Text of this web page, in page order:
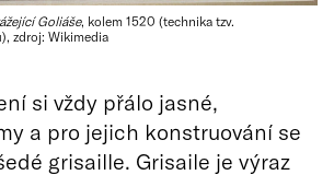
Goliáše, kolem 1520 (technika tzv.
zdroj: Wikimedia
si vždy přálo jasné,
a pro jejich konstruování se
grisaille. Grisaile je výraz